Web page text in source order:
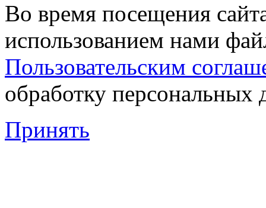
Во время посещения
использованием нами
Пользовательским
обработку персональных
Принять